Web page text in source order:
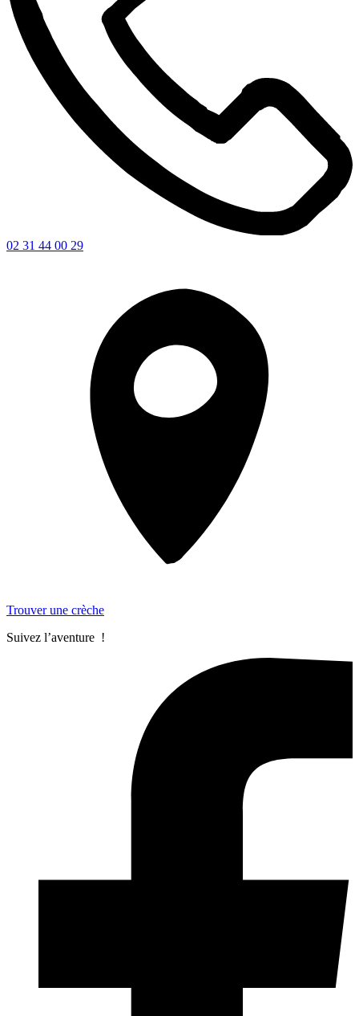
02 31 44 00 29
Trouver une crèche
Suivez l’aventure !